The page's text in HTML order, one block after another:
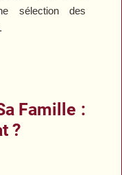
sélection des
Famille :
?